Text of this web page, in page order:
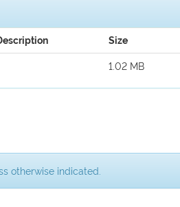
Size
1.02 MB
otherwise indicated.